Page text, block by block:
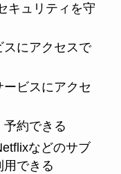
キュリティを守
にアクセスで
ービスにアクセ
約できる
などのサブ
用できる